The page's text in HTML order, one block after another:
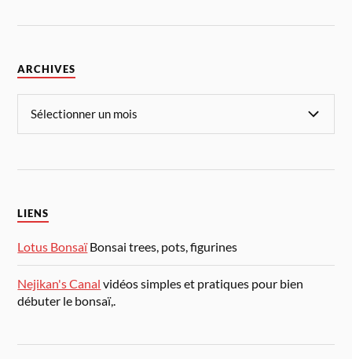
ARCHIVES
LIENS
Lotus BonsaïBonsai trees, pots, figurines
Nejikan's Canal vidéos simples et pratiques pour bien
débuter le bonsaï,.